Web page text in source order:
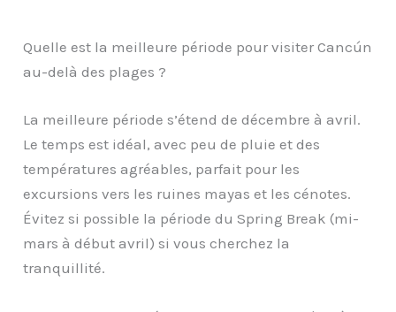
Quelle est la meilleure période pour visiter Cancún
au-delà des plages ?
La meilleure période s’étend de décembre à avril.
Le temps est idéal, avec peu de pluie et des
températures agréables, parfait pour les
excursions vers les ruines mayas et les cénotes.
Évitez si possible la période du Spring Break (mi-
mars à début avril) si vous cherchez la
tranquillité.